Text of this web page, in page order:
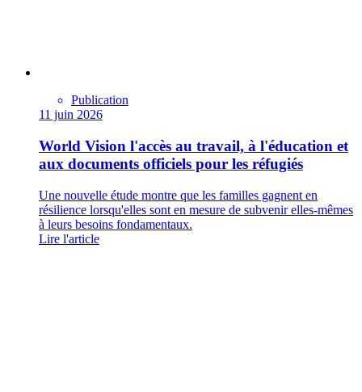
Publication
11 juin 2026
World Vision l'accès au travail, à l'éducation et
aux documents officiels pour les réfugiés
Une nouvelle étude montre que les familles gagnent en
résilience lorsqu'elles sont en mesure de subvenir elles-mêmes
à leurs besoins fondamentaux.
Lire l'article